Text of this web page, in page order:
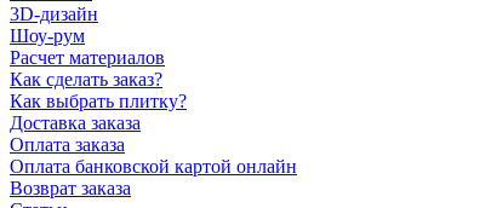
3D-дизайн
Шоу-рум
Расчет материалов
Как сделать заказ?
Как выбрать плитку?
Доставка заказа
Оплата заказа
Оплата банковской картой онлайн
Возврат заказа